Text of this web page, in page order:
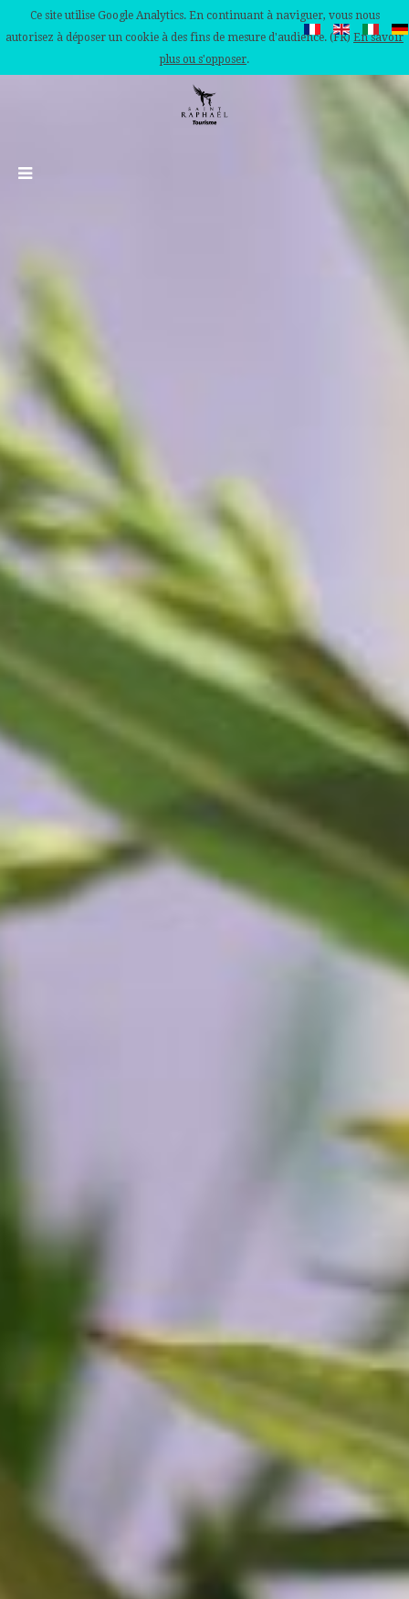
Ce site utilise Google Analytics. En continuant à naviguer, vous nous
autorisez à déposer un cookie à des fins de mesure d'audience. (FR) En savoir
plus ou s'opposer.